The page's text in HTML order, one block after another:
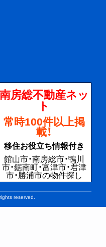
南房総不動産ネッ
ト
常時100件以上掲
載！
移住お役立ち情報付き
館山市・南房総市・鴨川
市・鋸南町・富津市・君津
市・勝浦市の物件探し
reserved.